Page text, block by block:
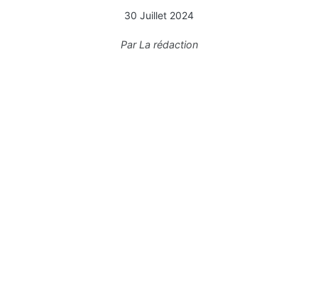
30 Juillet 2024
ParLa rédaction